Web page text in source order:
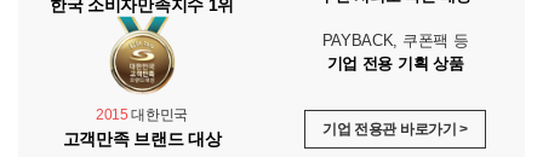
한국 소비자만족지수 1위
2015 대한민국
고객만족 브랜드 대상
PAYBACK, 쿠폰팩 등
기업 전용 기획 상품
기업 전용관 바로가기 >